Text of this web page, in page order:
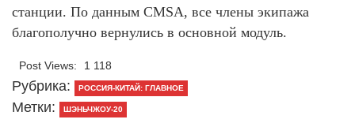
станции. По данным CMSA, все члены экипажа
благополучно вернулись в основной модуль.
Post Views: 1 118
Рубрика: РОССИЯ-КИТАЙ: ГЛАВНОЕ
Метки: ШЭНЬЧЖОУ-20